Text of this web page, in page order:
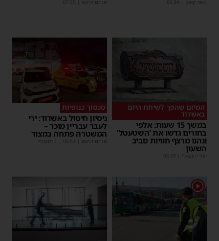
משה קאהן 09:34 מנחם דויטש 07:35
המיזם שהפך לשיחת היום
באשדוד
במשך 15 שעות: אלפי
בחורים גדשו את 'השטעטל'
ונהנו מרצף חוויות סביב
השעון
יוסי יחזקאלי 06:59
סכסוך כנופיות
ניסיון חיסול באשדוד: ירי
לעבר עבריין מוכר –
המשטרה פתחה במצוד
מנחם דויטש 06:54
1